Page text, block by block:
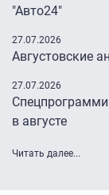
"Авто24″
27.07.2026
Августовские
27.07.2026
в августе
Читать далее...